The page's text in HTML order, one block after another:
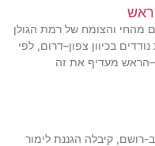
מהחי והצומח של רמת הגולן
בכיוון צפון–דרום, לפי
מעדיף את זה
רושם, קיבלה הגננת לימור